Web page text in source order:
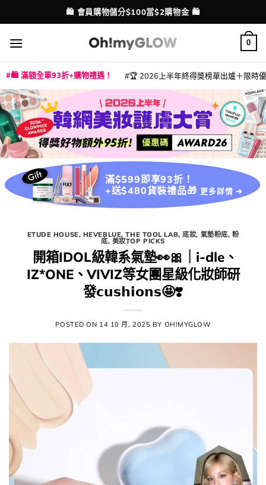
to
content
配送港澳
💳 支援消費券、FPS、八達通、PAYME、信用卡付款
⭐ 精選產品9折！【EXTRA10】
0
🛍️ 滿額全單93折+購物禮遇！ 🏆 2026上半年終得奬榜單出爐＋限時
滿$599即享93折！
+送$480貨裝禮品🎁 更多詳情 ➜
ETUDE HOUSE, HEVEBLUE,THE TOOL LAB,底妝, 氣墊粉底, 粉
底, 美妝TOP PICKS
開箱IDOL級韓系氣墊👀​🎀​​｜i-dle、
IZ*ONE、VIVIZ等女團星級化妝師研
發𝗰𝘂𝘀𝗵𝗶𝗼𝗻𝘀🤩​❣️
POSTED ON 14 10 月, 2025 BY OH!MYGLOW